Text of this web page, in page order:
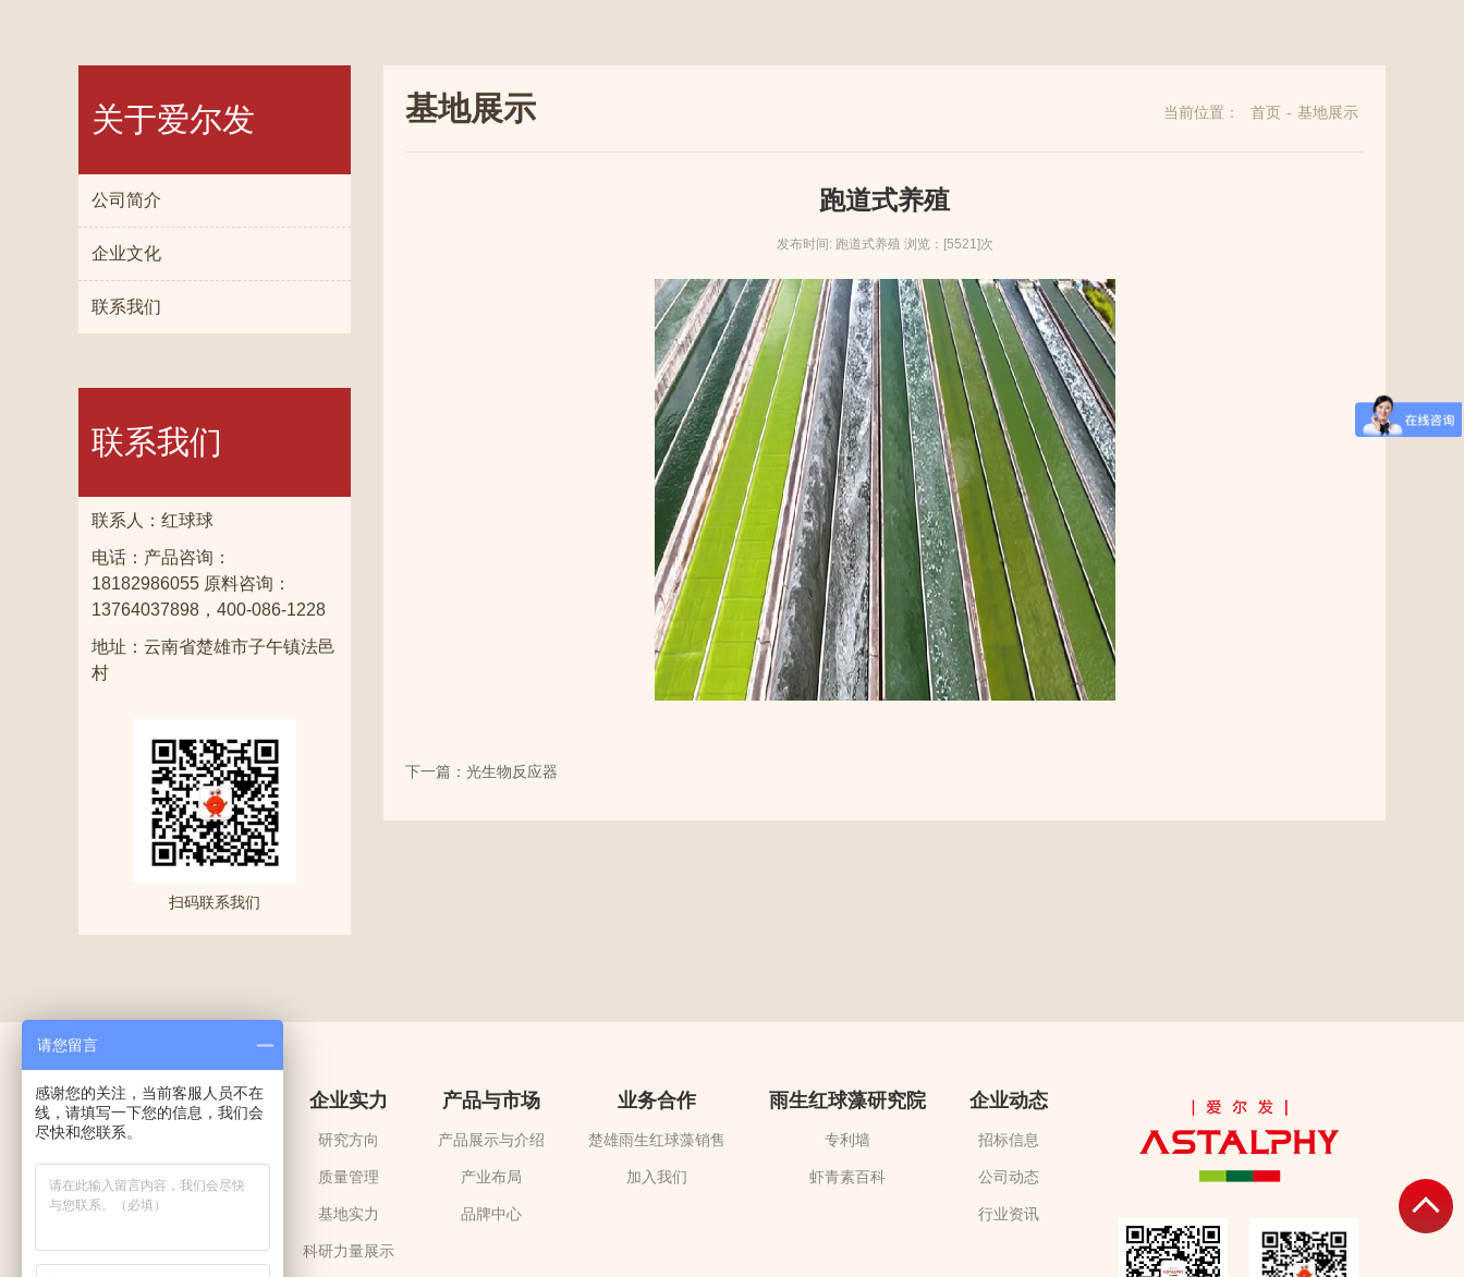
关于爱尔发
公司简介
企业文化
联系我们
联系我们
联系人：红球球
电话：产品咨询：
18182986055 原料咨询：
13764037898，400-086-1228
地址：云南省楚雄市子午镇法邑
村
扫码联系我们
基地展示 当前位置： 首页 - 基地展示
跑道式养殖
发布时间: 跑道式养殖 浏览：[5521]次
下一篇：光生物反应器
首页 关于爱尔发
企业文化
企业实力
研究方向
质量管理
基地实力
科研力量展示
产品与市场
产品展示与介绍
产业布局
品牌中心
业务合作
楚雄雨生红球藻销售
加入我们
雨生红球藻研究院
专利墙
虾青素百科
企业动态
招标信息
公司动态
行业资讯
请您留言
感谢您的关注，当前客服人员不在
线，请填写一下您的信息，我们会
尽快和您联系。